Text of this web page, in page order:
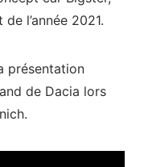
l’année 2021.
présentation
de Dacia lors